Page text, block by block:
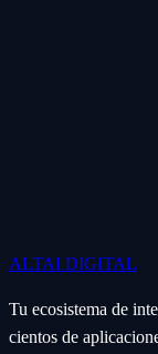
ALTAI DIGITAL
Tu ecosistema de
cientos de